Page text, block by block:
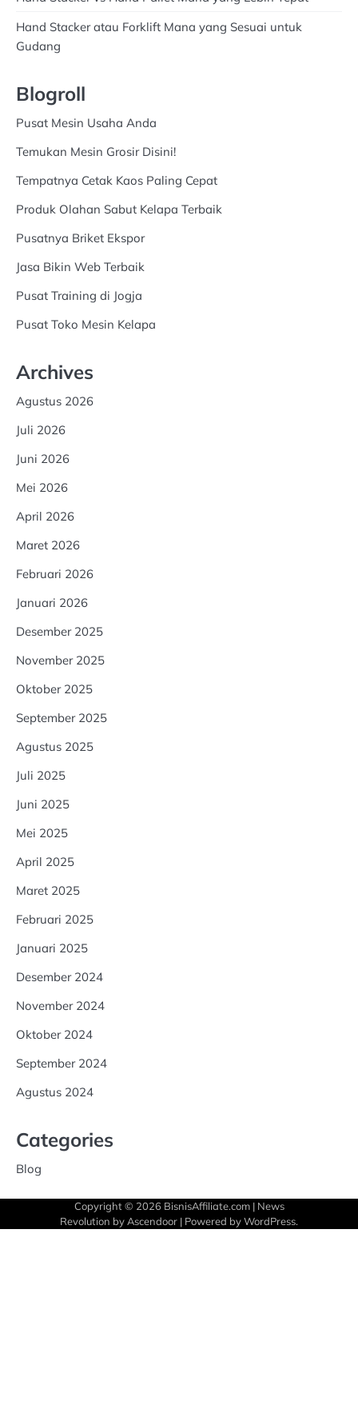
Hand Stacker atau Forklift Mana yang Sesuai untuk
Gudang
Blogroll
Pusat Mesin Usaha Anda
Temukan Mesin Grosir Disini!
Tempatnya Cetak Kaos Paling Cepat
Produk Olahan Sabut Kelapa Terbaik
Pusatnya Briket Ekspor
Jasa Bikin Web Terbaik
Pusat Training di Jogja
Pusat Toko Mesin Kelapa
Archives
Agustus 2026
Juli 2026
Juni 2026
Mei 2026
April 2026
Maret 2026
Februari 2026
Januari 2026
Desember 2025
November 2025
Oktober 2025
September 2025
Agustus 2025
Juli 2025
Juni 2025
Mei 2025
April 2025
Maret 2025
Februari 2025
Januari 2025
Desember 2024
November 2024
Oktober 2024
September 2024
Agustus 2024
Categories
Blog
Copyright © 2026 BisnisAffiliate.com| News
Revolution by Ascendoor | Powered byWordPress.